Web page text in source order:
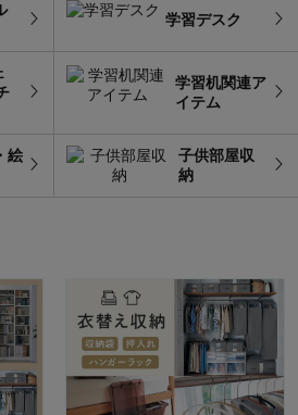
学習デスク
学習机関連ア
イテム
絵
子供部屋収
納